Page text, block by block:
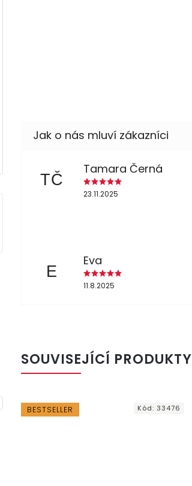
TČ
Tamara Černá
23.11.2025
E
Eva
11.8.2025
SOUVISEJÍCÍ PRODUKTY
BESTSELLER Kód: 33476